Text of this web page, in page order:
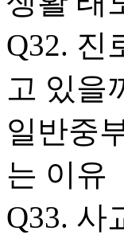
Q32. 진
고 있을
일반중
는 이유
Q33. 사